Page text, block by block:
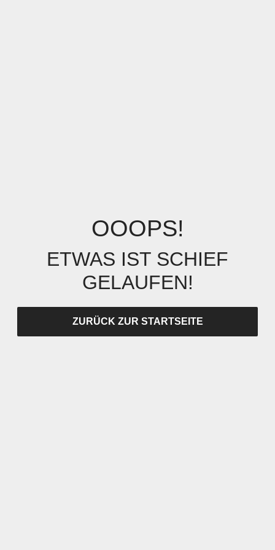
OOOPS!
ETWAS IST SCHIEF
GELAUFEN!
ZURÜCK ZUR STARTSEITE